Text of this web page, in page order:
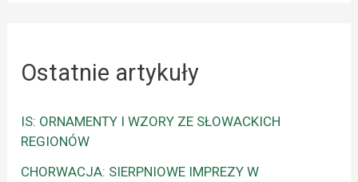
Ostatnie artykuły
IS: ORNAMENTY I WZORY ZE SŁOWACKICH
REGIONÓW
CHORWACJA: SIERPNIOWE IMPREZY W